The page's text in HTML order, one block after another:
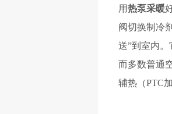
用热泵采暖
阀切换制冷
送”到室内。
而多数普通
辅热（PTC